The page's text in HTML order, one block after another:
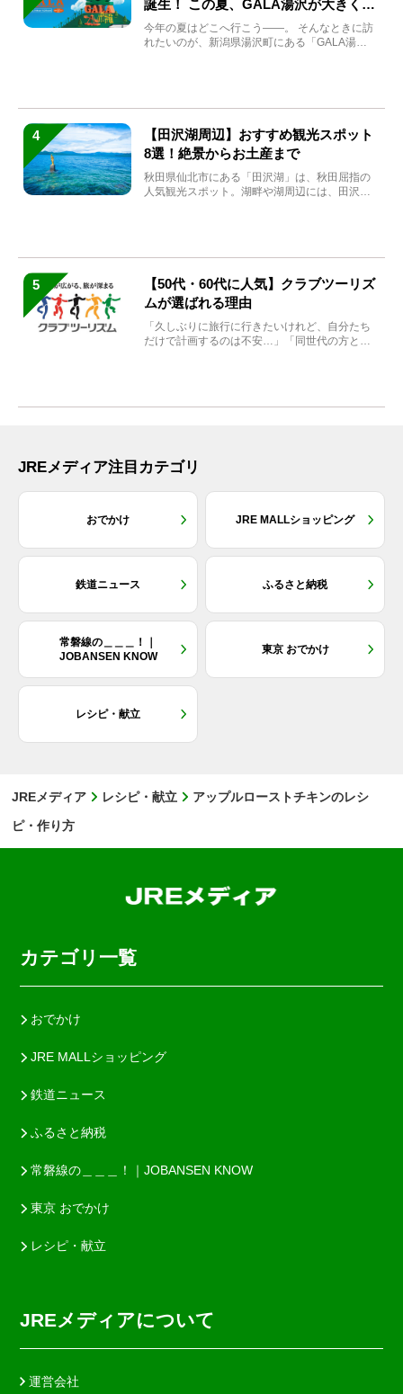
誕生！ この夏、GALA湯沢が大きく生
まれ変わる
今年の夏はどこへ行こう――。 そんなときに訪
れたいのが、新潟県湯沢町にある「GALA湯
4
【田沢湖周辺】おすすめ観光スポット
8選！絶景からお土産まで
秋田県仙北市にある「田沢湖」は、秋田屈指の
人気観光スポット。湖畔や湖周辺には、田沢湖
5
【50代・60代に人気】クラブツーリズ
ムが選ばれる理由
「久しぶりに旅行に行きたいけれど、自分たち
だけで計画するのは不安…」「同世代の方と気
JREメディア注目カテゴリ
おでかけ JRE MALLショッピング
鉄道ニュース ふるさと納税
常磐線の＿＿＿！｜
JOBANSEN KNOW
東京 おでかけ
レシピ・献立
JREメディア レシピ・献立
アップルローストチキンのレシ
ピ・作り方
カテゴリ一覧
おでかけ
JRE MALLショッピング
鉄道ニュース
ふるさと納税
常磐線の＿＿＿！｜JOBANSEN KNOW
東京 おでかけ
レシピ・献立
JREメディアについて
運営会社